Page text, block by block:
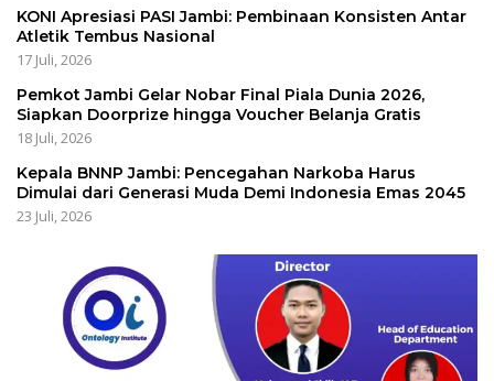
KONI Apresiasi PASI Jambi: Pembinaan Konsisten Antar
Atletik Tembus Nasional
17 Juli, 2026
Pemkot Jambi Gelar Nobar Final Piala Dunia 2026,
Siapkan Doorprize hingga Voucher Belanja Gratis
18 Juli, 2026
Kepala BNNP Jambi: Pencegahan Narkoba Harus
Dimulai dari Generasi Muda Demi Indonesia Emas 2045
23 Juli, 2026